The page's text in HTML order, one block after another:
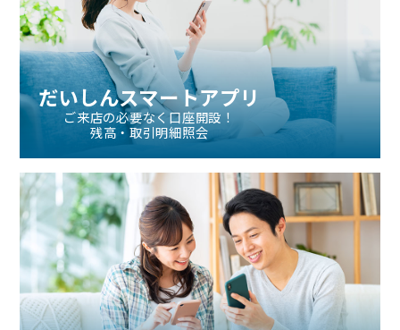
だいしんスマートアプリ
ご来店の必要なく口座開設！
残高・取引明細照会